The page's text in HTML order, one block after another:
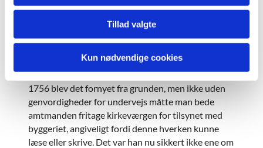
Tillad valgte
Kun nødvendige cookies
våbenhus på sydsiden – formentlig samtidig med
tårnet. Våbenhuset var opført i bindingsværk, var
Tårnet har vist ikke været af særlig god kvalitet, for i
1756 blev det fornyet fra grunden, men ikke uden
genvordigheder for undervejs måtte man bede
amtmanden fritage kirkeværgen for tilsynet med
byggeriet, angiveligt fordi denne hverken kunne
læse eller skrive. Det var han nu sikkert ikke ene om